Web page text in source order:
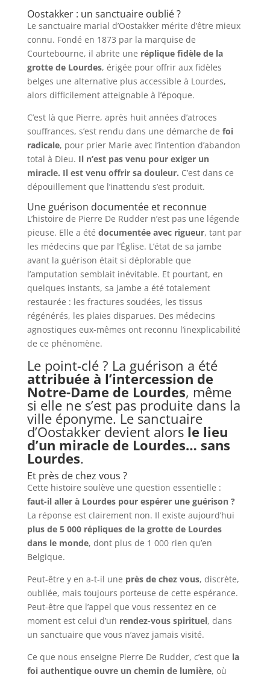
Oostakker : un sanctuaire oublié ?
Le sanctuaire marial d’Oostakker mérite d’être mieux
connu. Fondé en 1873 par la marquise de
Courtebourne, il abrite une réplique fidèle de la
grotte de Lourdes, érigée pour offrir aux fidèles
belges une alternative plus accessible à Lourdes,
alors difficilement atteignable à l’époque.
C’est là que Pierre, après huit années d’atroces
souffrances, s’est rendu dans une démarche de foi
radicale, pour prier Marie avec l’intention d’abandon
total à Dieu. Il n’est pas venu pour exiger un
miracle. Il est venu offrir sa douleur. C’est dans ce
dépouillement que l’inattendu s’est produit.
Une guérison documentée et reconnue
L’histoire de Pierre De Rudder n’est pas une légende
pieuse. Elle a été documentée avec rigueur, tant par
les médecins que par l’Église. L’état de sa jambe
avant la guérison était si déplorable que
l’amputation semblait inévitable. Et pourtant, en
quelques instants, sa jambe a été totalement
restaurée : les fractures soudées, les tissus
régénérés, les plaies disparues. Des médecins
agnostiques eux-mêmes ont reconnu l’inexplicabilité
de ce phénomène.
Le point-clé ? La guérison a été
attribuée à l’intercession de
Notre-Dame de Lourdes, même
si elle ne s’est pas produite dans la
ville éponyme. Le sanctuaire
d’Oostakker devient alors le lieu
d’un miracle de Lourdes… sans
Lourdes.
Et près de chez vous ?
Cette histoire soulève une question essentielle :
faut-il aller à Lourdes pour espérer une guérison ?
La réponse est clairement non. Il existe aujourd’hui
plus de 5 000 répliques de la grotte de Lourdes
dans le monde, dont plus de 1 000 rien qu’en
Belgique.
Peut-être y en a-t-il une près de chez vous, discrète,
oubliée, mais toujours porteuse de cette espérance.
Peut-être que l’appel que vous ressentez en ce
moment est celui d’un rendez-vous spirituel, dans
un sanctuaire que vous n’avez jamais visité.
Ce que nous enseigne Pierre De Rudder, c’est que la
foi authentique ouvre un chemin de lumière, où